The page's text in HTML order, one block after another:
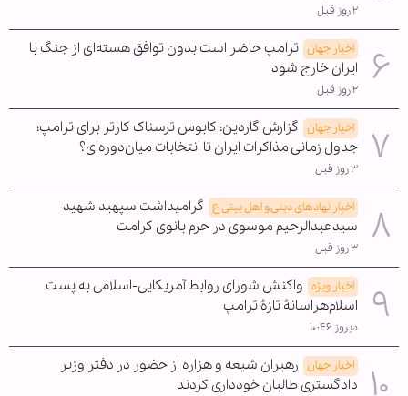
۲ روز قبل
اخبار جهان ترامپ حاضر است بدون توافق هسته‌ای از جنگ با
ایران خارج شود
۲ روز قبل
اخبار جهان گزارش گاردین: کابوس ترسناک کارتر برای ترامپ؛
جدول زمانی مذاکرات ایران تا انتخابات میان‌دوره‌ای؟
۳ روز قبل
اخبار نهادهای دینی و اهل بیتی ع گرامیداشت سپهبد شهید
سیدعبدالرحیم موسوی در حرم بانوی کرامت
۳ روز قبل
اخبار ویژه واکنش شورای روابط آمریکایی-اسلامی به پست
اسلام‌هراسانۀ تازۀ ترامپ
دیروز ۱۰:۴۶
اخبار جهان رهبران شیعه و هزاره از حضور در دفتر وزیر
دادگستری طالبان خودداری کردند